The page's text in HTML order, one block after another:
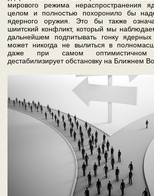
мирового режима нераспространения
целом и полностью похоронило бы
ядерного оружия. Это бы также
шиитский конфликт, который мы
дальнейшем подпитывать гонку
может никогда не вылиться в
даже при самом
дестабилизирует обстановку на Ближнем